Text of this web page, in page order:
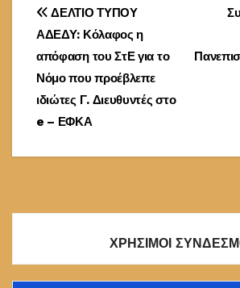
Πλοήγηση
άρθρων
ΔΕΛΤΙΟ ΤΥΠΟΥ
ΑΔΕΔΥ: Κόλαφος η
απόφαση του ΣτΕ για το
Νόμο που προέβλεπε
ιδιώτες Γ. Διευθυντές στο
e – ΕΦΚΑ
ΧΡΗΣΙΜΟΙ